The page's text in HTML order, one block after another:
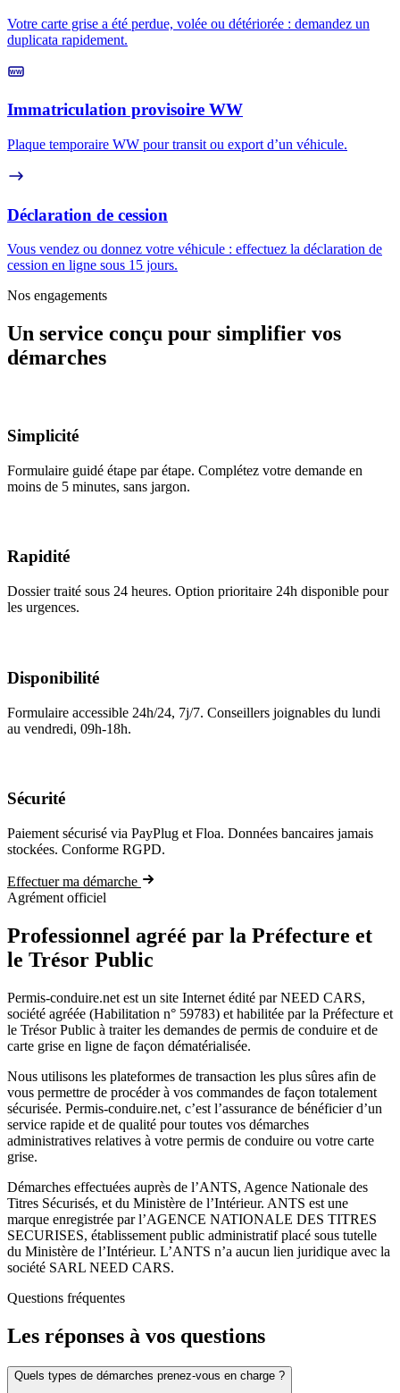
Votre carte grise a été perdue, volée ou détériorée : demandez un
duplicata rapidement.
WW
Immatriculation provisoire WW
Plaque temporaire WW pour transit ou export d’un véhicule.
Déclaration de cession
Vous vendez ou donnez votre véhicule : effectuez la déclaration de
cession en ligne sous 15 jours.
Nos engagements
Un service conçu pour simplifier vos
démarches
Simplicité
Formulaire guidé étape par étape. Complétez votre demande en
moins de 5 minutes, sans jargon.
Rapidité
Dossier traité sous 24 heures. Option prioritaire 24h disponible pour
les urgences.
Disponibilité
Formulaire accessible 24h/24, 7j/7. Conseillers joignables du lundi
au vendredi, 09h-18h.
Sécurité
Paiement sécurisé via PayPlug et Floa. Données bancaires jamais
stockées. Conforme RGPD.
Effectuer ma démarche
Agrément officiel
Professionnel agréé par la Préfecture et
le Trésor Public
Permis-conduire.net est un site Internet édité par NEED CARS,
société agréée (Habilitation n° 59783) et habilitée par la Préfecture et
le Trésor Public à traiter les demandes de permis de conduire et de
carte grise en ligne de façon dématérialisée.
Nous utilisons les plateformes de transaction les plus sûres afin de
vous permettre de procéder à vos commandes de façon totalement
sécurisée. Permis-conduire.net, c’est l’assurance de bénéficier d’un
service rapide et de qualité pour toutes vos démarches
administratives relatives à votre permis de conduire ou votre carte
grise.
Démarches effectuées auprès de l’ANTS, Agence Nationale des
Titres Sécurisés, et du Ministère de l’Intérieur. ANTS est une
marque enregistrée par l’AGENCE NATIONALE DES TITRES
SECURISES, établissement public administratif placé sous tutelle
du Ministère de l’Intérieur. L’ANTS n’a aucun lien juridique avec la
société SARL NEED CARS.
Questions fréquentes
Les réponses à vos questions
Quels types de démarches prenez-vous en charge ?